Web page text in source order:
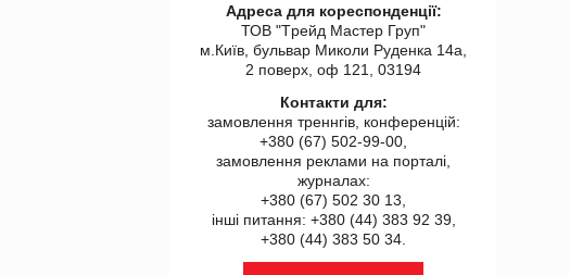
Адреса для кореспонденції:
ТОВ "Tрейд Мастер Груп"
м.Київ, бульвар Миколи Руденка 14а,
2 поверх, оф 121, 03194
Контакти для:
замовлення треннгів, конференцій:
+380 (67) 502-99-00,
замовлення реклами на порталі,
журналах:
+380 (67) 502 30 13,
інші питання: +380 (44) 383 92 39,
+380 (44) 383 50 34.